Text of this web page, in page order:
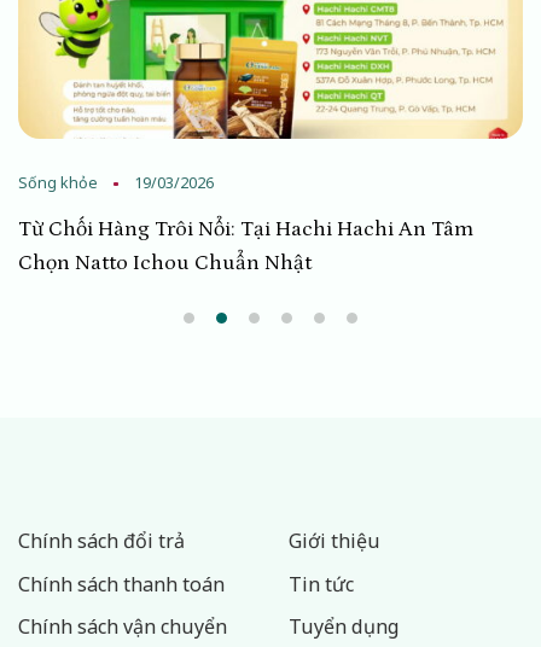
Sống khỏe 19/03/2026
Từ Chối Hàng Trôi Nổi: Tại Hachi Hachi An Tâm
Chọn Natto Ichou Chuẩn Nhật
Chính sách đổi trả
Chính sách thanh toán
Chính sách vận chuyển
Giới thiệu
Tin tức
Tuyển dụng